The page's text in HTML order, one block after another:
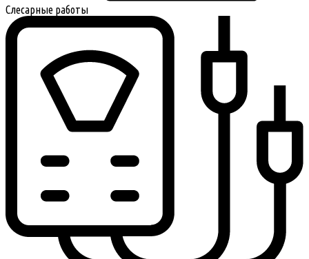
Слесарные работы